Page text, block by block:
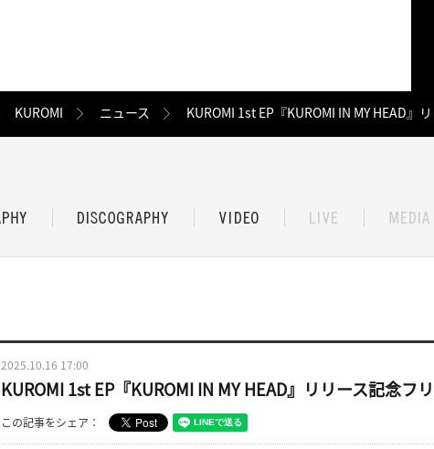
KUROMI ニュース KUROMI 1st EP『KUROMI IN MY HEAD』
2025.10.16 17:00
KUROMI 1st EP『KUROMI IN MY HEAD』リリース記念フ
この記事をシェア：